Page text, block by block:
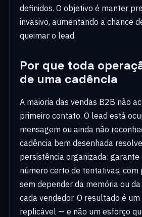
definidos. O objetivo é manter
invasivo, aumentando a chance
queimar o lead.
Por que toda
de uma cadência
A maioria das vendas B2B não
primeiro contato. O lead está
mensagem ou ainda não
cadência bem desenhada
persistência organizada:
número certo de tentativas, com
sem depender da memória ou
cada vendedor. O resultado é
replicável — e não um esforço